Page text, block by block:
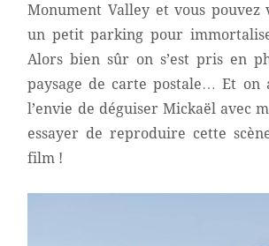
Monument Valley et vous pouvez
un petit parking pour
Alors bien sûr on s’est pris en
paysage de carte postale… Et on
l’envie de déguiser Mickaël avec
essayer de reproduire cette
film !